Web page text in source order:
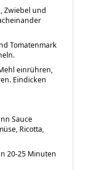
Zwiebel und
Tomatenmark
einrühren,
Eindicken
Sauce
Ricotta,
20-25 Minuten